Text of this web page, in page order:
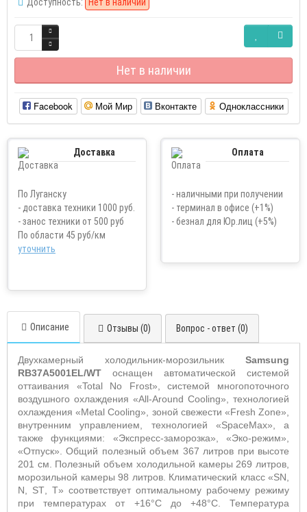
Доступность: Нет в наличии
Нет в наличии
Facebook Мой Мир Вконтакте Одноклассники
Доставка
По Луганску
- доставка техники 1000 руб.
- занос техники от 500 руб
По области 45 руб/км
уточнить
Оплата
- наличными при получении
- терминал в офисе (+1%)
- безнал для Юр.лиц (+5%)
Описание Отзывы (0) Вопрос - ответ (0)
Двухкамерный холодильник-морозильник Samsung
RB37A5001EL/WT
оснащен автоматической системой
оттаивания «Total No Frost», системой многопоточного
воздушного охлаждения «All-Around Cooling», технологией
охлаждения «Metal Cooling», зоной свежести «Fresh Zone»,
внутренним управлением, технологией «SpaceMax», а
также функциями: «Экспресс-заморозка», «Эко-режим»,
«Отпуск».Общий полезный объем 367 литров при высоте
201 см. Полезный объем холодильной камеры 269 литров,
морозильной камеры 98 литров. Климатический класс «SN,
N, ST, T» соответствует оптимальному рабочему режиму
при температурах от +16°С до +48°С. Температура